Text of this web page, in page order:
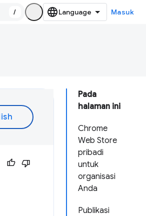
/ Masuk
Pada
halaman ini
Chrome
Web Store
pribadi
untuk
organisasi
Anda
Publikasi